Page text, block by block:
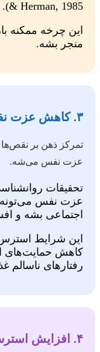
& Herman, 1985).
این چرخه ممکنه
منجر بشه.
۳. کاهش عزت نفس و اعتماد به نفس 😞🛑
تمرکز ذهن بر
عزت نفس می‌شه.
تحقیقات
عزت نفس می‌تونه
اجتماعی بشه و
این شرایط
کاهش حمایت‌های
رفتارهای ناسالم
۴. افزایش استرس و تأثیر هورمونی 🧨😰